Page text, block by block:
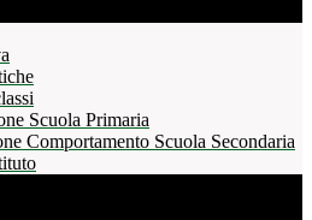
Scuola Primaria
Comportamento Scuola Secondaria